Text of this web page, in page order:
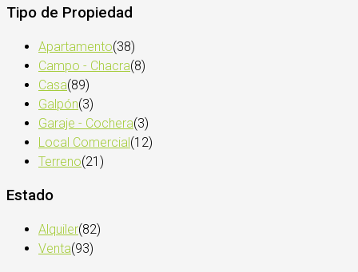
Tipo de Propiedad
Apartamento(38)
Campo - Chacra(8)
Casa(89)
Galpón(3)
Garaje - Cochera(3)
Local Comercial(12)
Terreno(21)
Estado
Alquiler(82)
Venta(93)